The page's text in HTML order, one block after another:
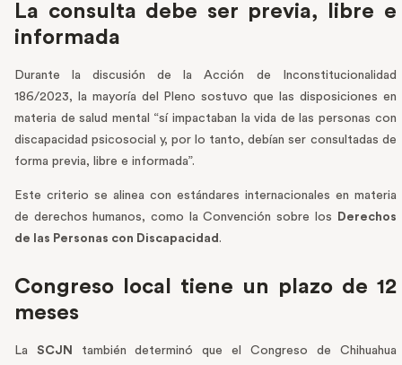
La consulta debe ser previa, libre e
informada
Durante la discusión de la Acción de Inconstitucionalidad
186/2023, la mayoría del Pleno sostuvo que las disposiciones en
materia de salud mental “sí impactaban la vida de las personas con
discapacidad psicosocial y, por lo tanto, debían ser consultadas de
forma previa, libre e informada”.
Este criterio se alinea con estándares internacionales en materia
de derechos humanos, como la Convención sobre los
Derechos
de las Personas con Discapacidad .
Congreso local tiene un plazo de 12
meses
La SCJN
también determinó que el Congreso de Chihuahua